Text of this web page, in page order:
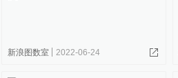
新浪图数室 2022-06-24